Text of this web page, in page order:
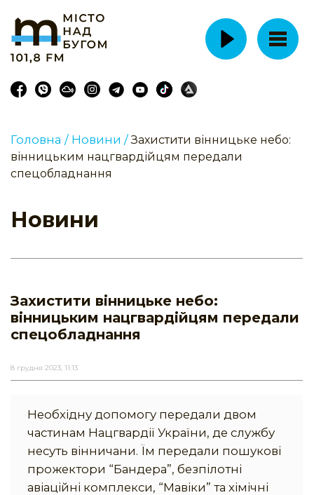
Головна / Новини / Захистити вінницьке небо:
вінницьким нацгвардійцям передали
спецобладнання
Новини
Захистити вінницьке небо:
вінницьким нацгвардійцям передали
спецобладнання
8 грудня 2023, 11:13
Необхідну допомогу передали двом
частинам Нацгвардії України, де службу
несуть вінничани. Їм передали пошукові
прожектори “Бандера”, безпілотні
авіаційні комплекси, “Мавіки” та хімічні